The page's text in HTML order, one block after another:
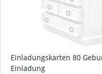
Einladungskarten 80
Einladung